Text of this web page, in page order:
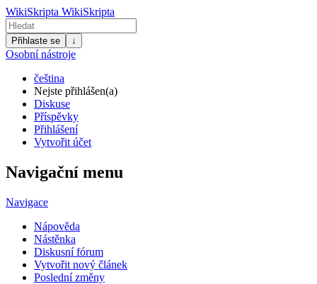
WikiSkripta WikiSkripta
Přihlaste se ↓
Osobní nástroje
čeština
Nejste přihlášen(a)
Diskuse
Příspěvky
Přihlášení
Vytvořit účet
Navigační menu
Navigace
Nápověda
Nástěnka
Diskusní fórum
Vytvořit nový článek
Poslední změny